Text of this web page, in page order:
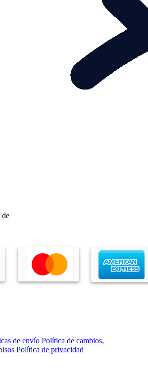
de
de envío Política de cambios,
Política de privacidad